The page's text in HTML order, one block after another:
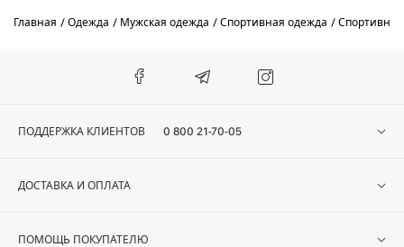
Главная Одежда Мужская одежда Спортивная одежда
ПОДДЕРЖКА КЛИЕНТОВ 0 800 21-70-05
ДОСТАВКА И ОПЛАТА
ПОМОЩЬ ПОКУПАТЕЛЮ